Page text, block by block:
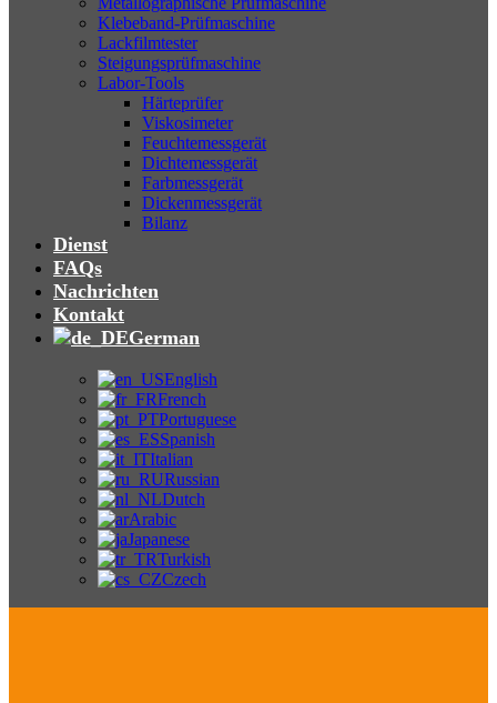
Klebeband-Prüfmaschine
Lackfilmtester
Steigungsprüfmaschine
Labor-Tools
Härteprüfer
Viskosimeter
Feuchtemessgerät
Dichtemessgerät
Farbmessgerät
Dickenmessgerät
Bilanz
Dienst
FAQs
Nachrichten
Kontakt
German
English
French
Portuguese
Spanish
Italian
Russian
Dutch
Arabic
Japanese
Turkish
Czech